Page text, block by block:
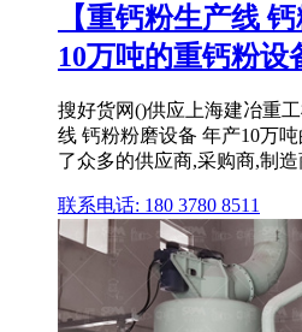
【重钙粉生产线
10万吨的重钙粉设
搜好货网()供应上海建冶重
线 钙粉粉磨设备 年产10万
了众多的供应商,采购商,制造
联系电话: 180 3780 8511